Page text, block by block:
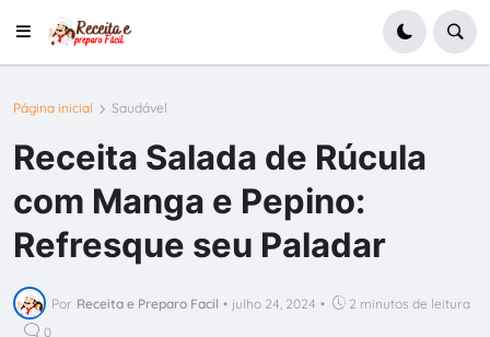
Página inicial Saudável
Receita Salada de Rúcula
com Manga e Pepino:
Refresque seu Paladar
Por Receita e Preparo Facil • julho 24, 2024 •
2 minutos de leitura
0